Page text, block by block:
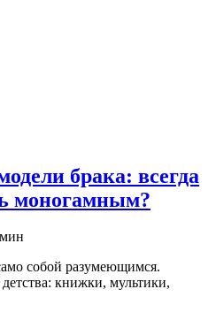
брака: всегда
моногамным?
собой разумеющимся.
книжки, мультики,